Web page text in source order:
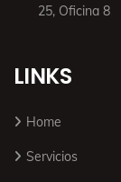
25, Oficina 8
LINKS
Home
Servicios